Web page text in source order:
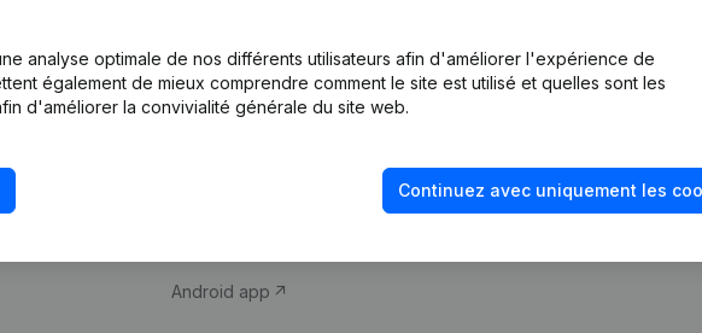
analyse optimale de nos différents utilisateurs afin d'améliorer l'expérience de
également de mieux comprendre comment le site est utilisé et quelles sont les
d'améliorer la convivialité générale du site web.
Continuez avec uniquement les
d’entreprise
Monitoring
Android app
fraude
Consulter des comptes annuels
Vérification de la solvabilité